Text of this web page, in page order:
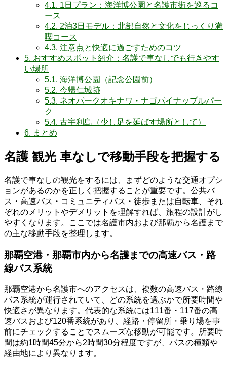
4.1. 1日プラン：海洋博公園と名護市街を巡るコ
ース
4.2. 2泊3日モデル：北部自然と文化をじっくり満
喫コース
4.3. 注意点と快適に過ごすためのコツ
5. おすすめスポット紹介：名護で車なしでも行きやす
い場所
5.1. 海洋博公園（記念公園前）
5.2. 今帰仁城跡
5.3. ネオパークオキナワ・ナゴパイナップルパー
ク
5.4. 古宇利島（少し足を延ばす場所として）
6. まとめ
名護 観光 車なしで移動手段を把握する
名護で車なしの観光をするには、まずどのような交通オプシ
ョンがあるのかを正しく把握することが重要です。公共バ
ス・高速バス・コミュニティバス・徒歩または自転車、それ
ぞれのメリットやデメリットを理解すれば、旅程の設計がし
やすくなります。ここでは名護市内および那覇から名護まで
の主な移動手段を整理します。
那覇空港・那覇市内から名護までの高速バス・路
線バス系統
那覇空港から名護市へのアクセスは、複数の高速バス・路線
バス系統が運行されていて、どの系統を選ぶかで所要時間や
快適さが異なります。代表的な系統には111番・117番の高
速バスおよび120番系統があり、経路・停留所・乗り場を事
前にチェックすることでスムーズな移動が可能です。所要時
間は約1時間45分から2時間30分程度ですが、バスの種類や
経由地により異なります。